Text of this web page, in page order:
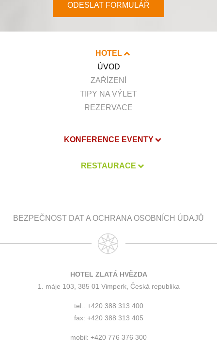
ODESLAT FORMULÁŘ
HOTEL
ÚVOD
ZAŘÍZENÍ
TIPY NA VÝLET
REZERVACE
KONFERENCE EVENTY
RESTAURACE
BEZPEČNOST DAT A OCHRANA OSOBNÍCH ÚDAJŮ
HOTEL ZLATÁ HVĚZDA
1. máje 103, 385 01 Vimperk, Česká republika
tel.: +420 388 313 400
fax: +420 388 313 405
mobil: +420 776 376 300